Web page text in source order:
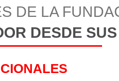
DE LA
DESDE